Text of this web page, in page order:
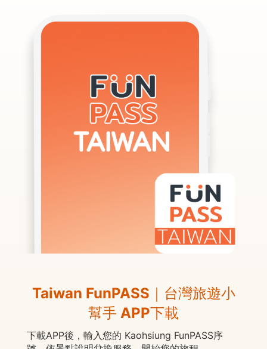
Taiwan FunPASS｜台灣旅遊小
幫手 APP下載
下載APP後，輸入您的 Kaohsiung FunPASS序